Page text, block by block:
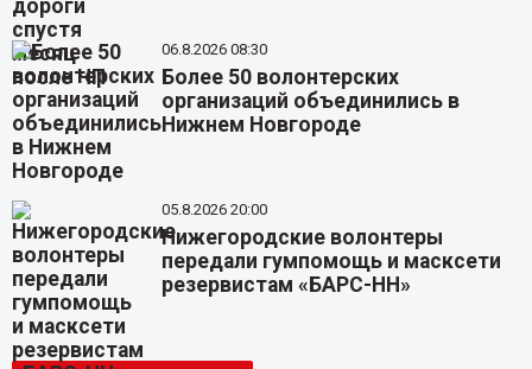
06.8.2026 08:30
Более 50 волонтерских
организаций объединились в
Нижнем Новгороде
05.8.2026 20:00
Нижегородские волонтеры
передали гумпомощь и масксети
резервистам «БАРС-НН»